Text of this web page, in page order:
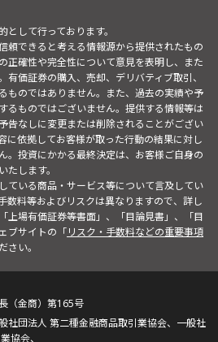
して行っております。
頼できると考える情報源から提供されたもの
正確性や完全性について意見を表明し、また
価証券の購入、売却、デリバティブ取引、
ものではありません。また、過去の実績や予
るものではございません。提供する情報等は
告なしに変更または削除されることがござい
に依拠してお客様が取った行動の結果に対し
。投資にかかる最終決定は、お客様ご自身の
します。
ている商品・サービス等について言及してい
数料等およびリスクは異なりますので、詳し
上場有価証券等書面」、「目論見書」、「目
ブサイトの「リスク・手数料などの重要事項
さい。
（金商）第165号
社団法人 第二種金融商品取引業協会、一般社
協会、